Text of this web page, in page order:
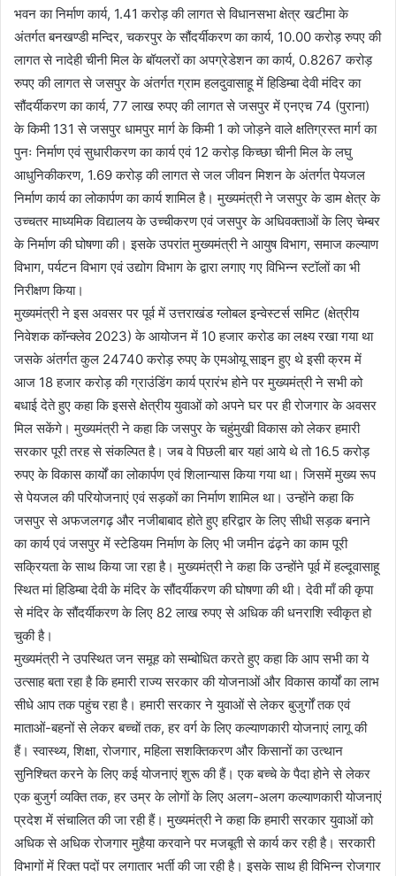
भवन का निर्माण कार्य, 1.41 करोड़ की लागत से विधानसभा क्षेत्र खटीमा के
अंतर्गत बनखण्डी मन्दिर, चकरपुर के सौंदर्यीकरण का कार्य, 10.00 करोड़ रुपए की
लागत से नादेही चीनी मिल के बॉयलरों का अपग्रेडेशन का कार्य, 0.8267 करोड़
रुपए की लागत से जसपुर के अंतर्गत ग्राम हलदुवासाहू में हिडिम्बा देवी मंदिर का
सौंदर्यीकरण का कार्य, 77 लाख रुपए की लागत से जसपुर में एनएच 74 (पुराना)
के किमी 131 से जसपुर धामपुर मार्ग के किमी 1 को जोड़ने वाले क्षतिग्रस्त मार्ग का
पुनः निर्माण एवं सुधारीकरण का कार्य एवं 12 करोड़ किच्छा चीनी मिल के लघु
आधुनिकीकरण, 1.69 करोड़ की लागत से जल जीवन मिशन के अंतर्गत पेयजल
निर्माण कार्य का लोकार्पण का कार्य शामिल है। मुख्यमंत्री ने जसपुर के डाम क्षेत्र के
उच्चतर माध्यमिक विद्यालय के उच्चीकरण एवं जसपुर के अधिवक्ताओं के लिए चेम्बर
के निर्माण की घोषणा की। इसके उपरांत मुख्यमंत्री ने आयुष विभाग, समाज कल्याण
विभाग, पर्यटन विभाग एवं उद्योग विभाग के द्वारा लगाए गए विभिन्न स्टॉलों का भी
निरीक्षण किया।
मुख्यमंत्री ने इस अवसर पर पूर्व में उत्तराखंड ग्लोबल इन्वेस्टर्स समिट (क्षेत्रीय
निवेशक कॉन्क्लेव 2023) के आयोजन में 10 हजार करोड का लक्ष्य रखा गया था
जसके अंतर्गत कुल 24740 करोड़ रुपए के एमओयू साइन हुए थे इसी क्रम में
आज 18 हजार करोड़ की ग्राउंडिंग कार्य प्रारंभ होने पर मुख्यमंत्री ने सभी को
बधाई देते हुए कहा कि इससे क्षेत्रीय युवाओं को अपने घर पर ही रोजगार के अवसर
मिल सकेंगे। मुख्यमंत्री ने कहा कि जसपुर के चहुंमुखी विकास को लेकर हमारी
सरकार पूरी तरह से संकल्पित है। जब वे पिछली बार यहां आये थे तो 16.5 करोड़
रुपए के विकास कार्यों का लोकार्पण एवं शिलान्यास किया गया था। जिसमें मुख्य रूप
से पेयजल की परियोजनाएं एवं सड़कों का निर्माण शामिल था। उन्होंने कहा कि
जसपुर से अफजलगढ़ और नजीबाबाद होते हुए हरिद्वार के लिए सीधी सड़क बनाने
का कार्य एवं जसपुर में स्टेडियम निर्माण के लिए भी जमीन ढंढ़ने का काम पूरी
सक्रियता के साथ किया जा रहा है। मुख्यमंत्री ने कहा कि उन्होंने पूर्व में हल्दूवासाहू
स्थित मां हिडिम्बा देवी के मंदिर के सौंदर्यीकरण की घोषणा की थी। देवी माँ की कृपा
से मंदिर के सौंदर्यीकरण के लिए 82 लाख रुपए से अधिक की धनराशि स्वीकृत हो
चुकी है।
मुख्यमंत्री ने उपस्थित जन समूह को सम्बोधित करते हुए कहा कि आप सभी का ये
उत्साह बता रहा है कि हमारी राज्य सरकार की योजनाओं और विकास कार्यों का लाभ
सीधे आप तक पहुंच रहा है। हमारी सरकार ने युवाओं से लेकर बुजुर्गों तक एवं
माताओं-बहनों से लेकर बच्चों तक, हर वर्ग के लिए कल्याणकारी योजनाएं लागू की
हैं। स्वास्थ्य, शिक्षा, रोजगार, महिला सशक्तिकरण और किसानों का उत्थान
सुनिश्चित करने के लिए कई योजनाएं शुरू की हैं। एक बच्चे के पैदा होने से लेकर
एक बुजुर्ग व्यक्ति तक, हर उम्र के लोगों के लिए अलग-अलग कल्याणकारी योजनाएं
प्रदेश में संचालित की जा रही हैं। मुख्यमंत्री ने कहा कि हमारी सरकार युवाओं को
अधिक से अधिक रोजगार मुहैया करवाने पर मजबूती से कार्य कर रही है। सरकारी
विभागों में रिक्त पदों पर लगातार भर्ती की जा रही है। इसके साथ ही विभिन्न रोजगार